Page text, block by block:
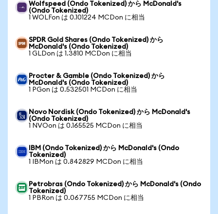
Wolfspeed (Ondo Tokenized) から McDonald's
(Ondo Tokenized)
1 WOLFon は 0.101224 MCDon に相当
SPDR Gold Shares (Ondo Tokenized) から
McDonald's (Ondo Tokenized)
1 GLDon は 1.3810 MCDon に相当
Procter & Gamble (Ondo Tokenized) から
McDonald's (Ondo Tokenized)
1 PGon は 0.532501 MCDon に相当
Novo Nordisk (Ondo Tokenized) から McDonald's
(Ondo Tokenized)
1 NVOon は 0.165525 MCDon に相当
IBM (Ondo Tokenized) から McDonald's (Ondo
Tokenized)
1 IBMon は 0.842829 MCDon に相当
Petrobras (Ondo Tokenized) から McDonald's (Ondo
Tokenized)
1 PBRon は 0.067755 MCDon に相当